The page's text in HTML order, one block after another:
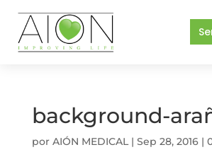
background-
por AIÓN MEDICAL| Sep 28, 2016|